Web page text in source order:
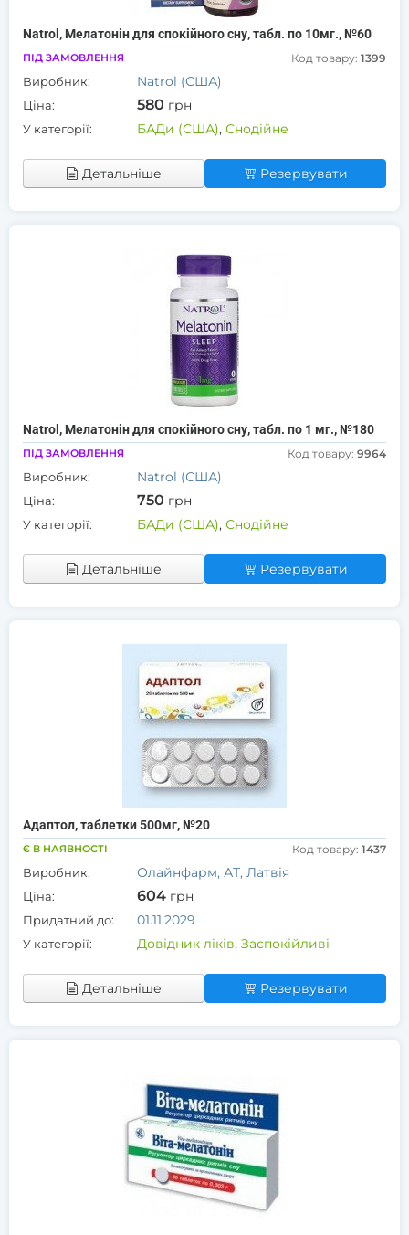
Natrol, Мелатонін для спокійного сну, табл. по 10мг., №60
ПІД ЗАМОВЛЕННЯ Код товару: 1399
Виробник: Natrol (США)
Ціна: 580 грн
У категорії: БАДи (США), Снодійне
Детальніше Резервувати
Natrol, Мелатонін для спокійного сну, табл. по 1 мг., №180
ПІД ЗАМОВЛЕННЯ Код товару: 9964
Виробник: Natrol (США)
Ціна: 750 грн
У категорії: БАДи (США), Снодійне
Детальніше Резервувати
Адаптол, таблетки 500мг, №20
Є В НАЯВНОСТІ Код товару: 1437
Виробник: Олайнфарм, АТ, Латвія
Ціна: 604 грн
Придатний до: 01.11.2029
У категорії: Довідник ліків, Заспокійливі
Детальніше Резервувати